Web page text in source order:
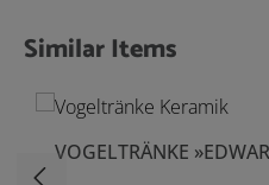
Produktgalerie überspringen
Similar Items
VOGELTRÄNKE